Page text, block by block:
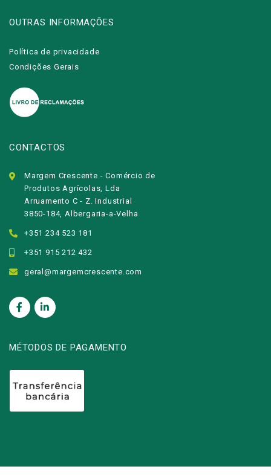
OUTRAS INFORMAÇÕES
Política de privacidade
Condições Gerais
CONTACTOS
Margem Crescente - Comércio de
Produtos Agrícolas, Lda
Arruamento C - Z. Industrial
3850-184, Albergaria-a-Velha
+351 234 523 181
+351 915 212 432
geral@margemcrescente.com
MÉTODOS DE PAGAMENTO